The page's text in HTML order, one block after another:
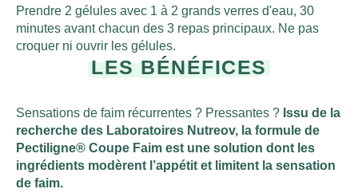
Prendre 2 gélules avec 1 à 2 grands verres d'eau, 30
minutes avant chacun des 3 repas principaux. Ne pas
croquer ni ouvrir les gélules.
LES BÉNÉFICES
Sensations de faim récurrentes ? Pressantes ? Issu de la
recherche des Laboratoires Nutreov, la formule de
Pectiligne® Coupe Faim est une solution dont les
ingrédients modèrent l’appétit et limitent la sensation
de faim.